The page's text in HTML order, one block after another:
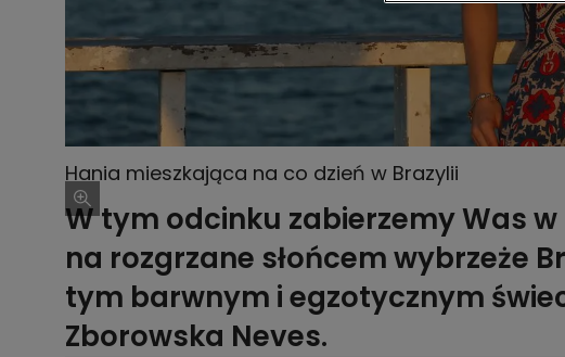
Hania mieszkająca na co dzień w Brazylii
W tym odcinku zabierzemy Was
na rozgrzane słońcem wybrzeże
tym barwnym i egzotycznym
Zborowska Neves.